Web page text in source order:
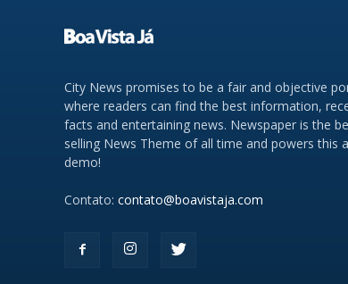
City News promises to be a fair and objective
where readers can find the best information,
facts and entertaining news. Newspaper is the
selling News Theme of all time and powers this
demo!
Contato: contato@boavistaja.com